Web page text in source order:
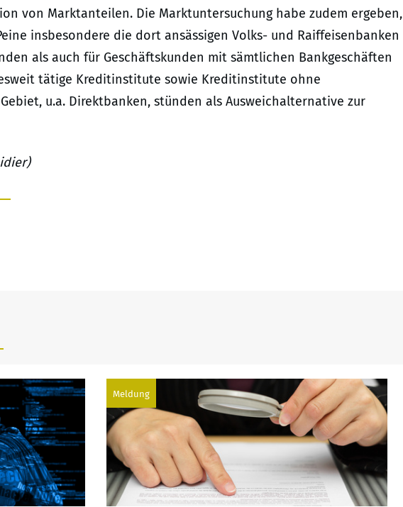
von Marktanteilen. Die Marktuntersuchung habe zudem ergeben,
insbesondere die dort ansässigen Volks- und Raiffeisenbanken
als auch für Geschäftskunden mit sämtlichen Bankgeschäften
tätige Kreditinstitute sowie Kreditinstitute ohne
u.a. Direktbanken, stünden als Ausweichalternative zur
Meldung